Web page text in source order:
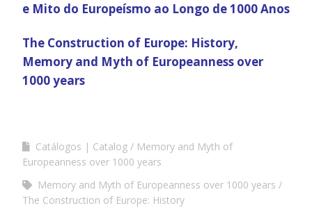
e Mito do Europeísmo ao Longo de 1000 Anos
The Construction of Europe: History,
Memory and Myth of Europeanness over
1000 years
Catálogos | Catalog
Memory and Myth of
Europeanness over 1000 years
Memory and Myth of Europeanness over 1000 years
The Construction of Europe: History